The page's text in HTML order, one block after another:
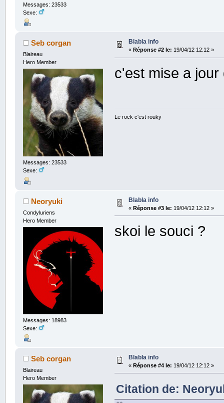
Messages: 23533
Sexe:
Seb corgan
Blaireau
Hero Member
Messages: 23533
Sexe:
Blabla info
« Réponse #2 le: 19/04/12 12:12 »
c'est mise a
Le rock c'est rouky
Neoryuki
Condyluriens
Hero Member
Messages: 18983
Sexe:
Blabla info
« Réponse #3 le: 19/04/12 12:12 »
skoi le souci ?
Seb corgan
Blaireau
Hero Member
Blabla info
« Réponse #4 le: 19/04/12 12:12 »
Citation de: